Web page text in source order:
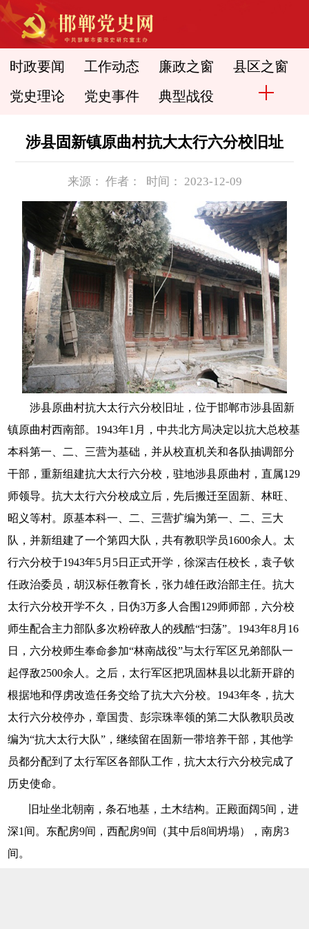
时政要闻 工作动态 廉政之窗 县区之窗
党史理论 党史事件 典型战役
涉县固新镇原曲村抗大太行六分校旧址
来源： 作者： 时间： 2023-12-09
涉县原曲村抗大太行六分校旧址，位于邯郸市涉县固新
镇原曲村西南部。1943年1月，中共北方局决定以抗大总校基
本科第一、二、三营为基础，并从校直机关和各队抽调部分
干部，重新组建抗大太行六分校，驻地涉县原曲村，直属129
师领导。抗大太行六分校成立后，先后搬迁至固新、林旺、
昭义等村。原基本科一、二、三营扩编为第一、二、三大
队，并新组建了一个第四大队，共有教职学员1600余人。太
行六分校于1943年5月5日正式开学，徐深吉任校长，袁子钦
任政治委员，胡汉标任教育长，张力雄任政治部主任。抗大
太行六分校开学不久，日伪3万多人合围129师师部，六分校
师生配合主力部队多次粉碎敌人的残酷“扫荡”。1943年8月16
日，六分校师生奉命参加“林南战役”与太行军区兄弟部队一
起俘敌2500余人。之后，太行军区把巩固林县以北新开辟的
根据地和俘虏改造任务交给了抗大六分校。1943年冬，抗大
太行六分校停办，章国贵、彭宗珠率领的第二大队教职员改
编为“抗大太行大队”，继续留在固新一带培养干部，其他学
员都分配到了太行军区各部队工作，抗大太行六分校完成了
历史使命。
旧址坐北朝南，条石地基，土木结构。正殿面阔5间，进
深1间。东配房9间，西配房9间（其中后8间坍塌），南房3
间。